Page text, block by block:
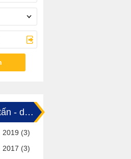
Bán xe Xe tải 1 tấn - dưới 1,5 tấn
2019 (3)
2017 (3)